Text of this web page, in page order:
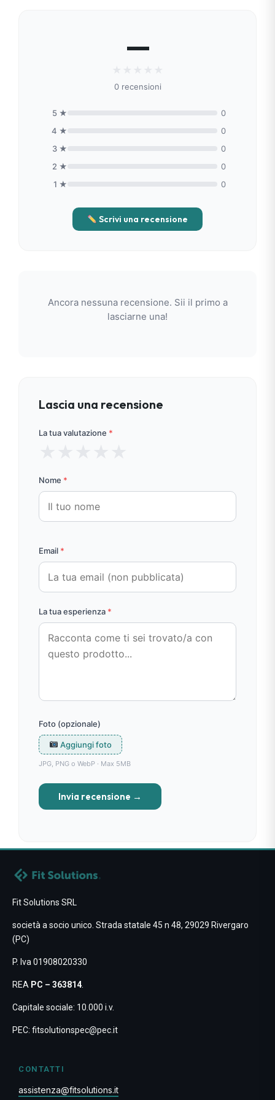
—
0 recensioni
5 ★
0
4 ★
0
3 ★
0
2 ★
0
1 ★
0
Scrivi una recensione
Ancora nessuna recensione. Sii il primo a
lasciarne una!
Lascia una recensione
La tua valutazione *
Nome *
Email *
La tua esperienza *
Foto (opzionale)
Aggiungi foto
JPG, PNG o WebP · Max 5MB
Invia recensione →
Fit Solutions SRL
società a socio unico. Strada statale 45 n 48, 29029 Rivergaro
(PC)
P. Iva 01908020330
REA PC – 363814
Capitale sociale: 10.000 i.v.
PEC: fitsolutionspec@pec.it
CONTATTI
assistenza@fitsolutions.it